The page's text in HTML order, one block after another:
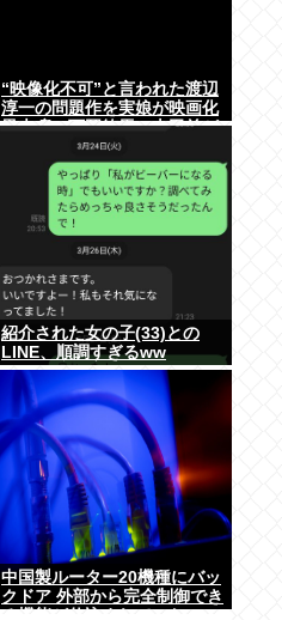
“映像化不可”と言われた渡辺
淳一の問題作を実娘が映画化
黒木瞳、西岡徳馬、吉田羊が
紹介された女の子(33)との
LINE、順調すぎるww
中国製ルーター20機種にバッ
クドア 外部から完全制御でき